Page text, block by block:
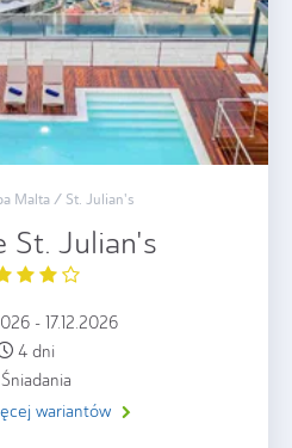
Malta / St. Julian's
St. Julian's
- 17.12.2026
4 dni
Śniadania
wariantów